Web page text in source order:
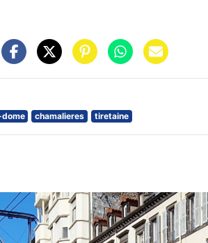
chamalieres tiretaine